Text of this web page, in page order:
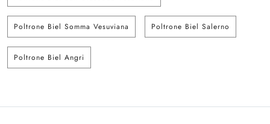
Poltrone Biel Somma Vesuviana Poltrone Biel Salerno
Poltrone Biel Angri